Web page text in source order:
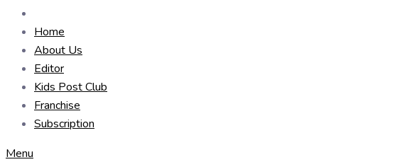
Home
About Us
Editor
Kids Post Club
Franchise
Subscription
Menu